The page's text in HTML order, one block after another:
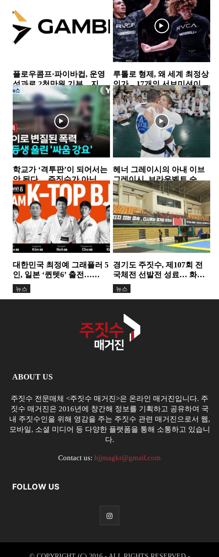
플로우콤프·파이바컵, 운영
성과로 2천만원 기부…지역
사회 상생 실천
뉴스
루톨로 형제, 왜 세계 최정상
인가…17개의 서브미션이
증명한 공격 본능
소식
학교가 ‘격투판’이 되어서는
안 된다… 주짓수가 아닌 폭
력을 배우는 아이들
뉴스
헤너 그레이시의 아내 이브
그레이시, 브라운벨트 승
급…18년간 이어온 헌신과
성장의 결실
뉴스
대한민국 최정예 그래플러 5
인, 일본 ‘퀸텟6’ 출전…
TEAM K-TOP BJJ, 서바이
벌...
뉴스
경기도 주짓수, 제107회 전
국체전 선발전 성료… 화합
과 도약의 무대 마련
뉴스
ABOUT US
주짓수 전문매체 <주짓수 매거진>은 온라인 매거진입니다. 주
짓수 매거진은 2016년에 창간해 정보를 기획하고 공유하여 국
내 주짓수인을 위해 영감을 주는 주짓수 관련 매거진으로서 웹,
모바일, 소셜 미디어 등 다양한 플랫폼을 통해 소통하고 있습니
다.
Contact us: bjjmagkr@gmail.com
FOLLOW US